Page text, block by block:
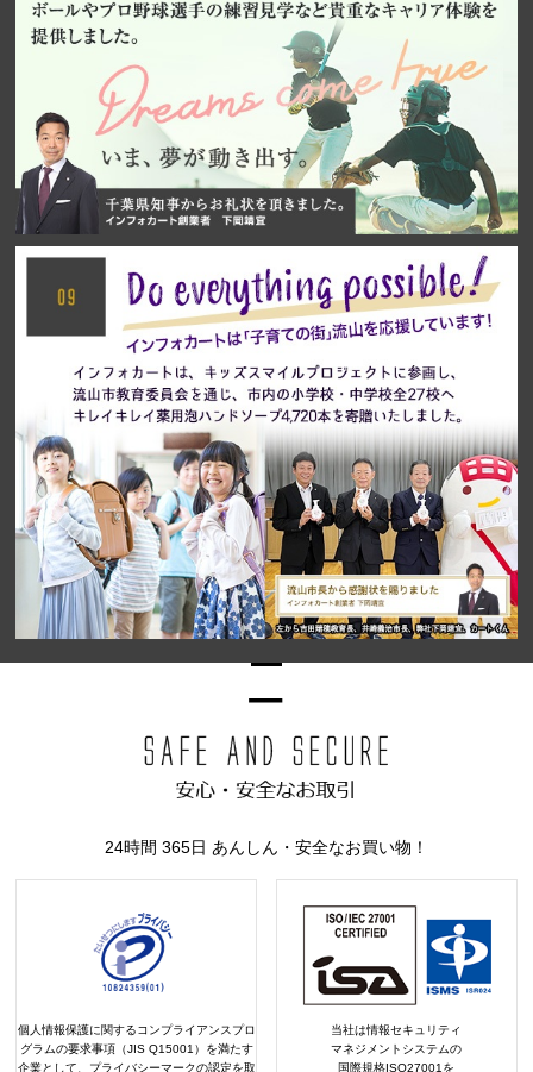
24時間 365日 あんしん・安全なお買い物！
個人情報保護に関するコンプライアンスプロ
グラムの要求事項（JIS Q15001）を満たす
企業として、プライバシーマークの認定を取
当社は情報セキュリティ
マネジメントシステムの
国際規格ISO27001を